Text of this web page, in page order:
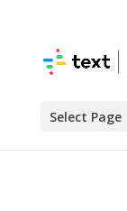
Select Page